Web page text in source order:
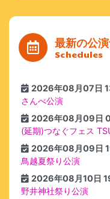
最新の公
Schedules
2026年08月07日
さんべ公演
2026年08月09日
(延期)つなぐフェス
2026年08月09日
鳥越夏祭り公演
2026年08月10日
野井神社祭り公演